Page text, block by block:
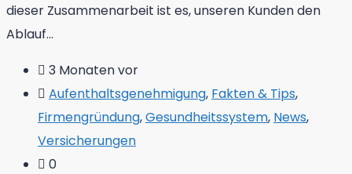
dieser Zusammenarbeit ist es, unseren Kunden den
Ablauf...
3 Monaten vor
Aufenthaltsgenehmigung, Fakten & Tips,
Firmengründung,Gesundheitssystem, News,
Versicherungen
0